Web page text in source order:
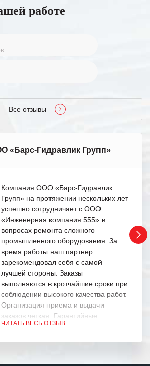
работе
Все отзывы
«Барс-Гидравлик Групп»
Компания ООО «Барс-Гидравлик
Групп» на протяжении нескольких лет
успешно сотрудничает с ООО
«Инженерная компания 555» в
вопросах ремонта сложного
промышленного оборудования. За
время работы наш партнер
зарекомендовал себя с самой
лучшей стороны. Заказы
выполняются в кротчайшие сроки при
соблюдении высокого качества работ.
Организация приема и выдачи
заказов четкая. Гарантийные
обязательства выполняются в
ЧИТАТЬ ВЕСЬ ОТЗЫВ